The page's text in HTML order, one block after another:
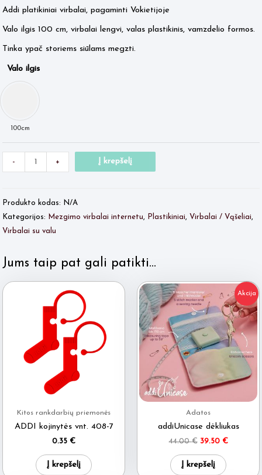
Addi platikiniai virbalai, pagaminti Vokietijoje
Valo ilgis 100 cm, virbalai lengvi, valas plastikinis, vamzdelio formos.
Tinka ypač storiems siūlams megzti.
Valo ilgis
Quantity
-
produkto
kiekis:
su
valu
Quantity
+ Į krepšelį
Produkto kodas:
N/A
Kategorijos:
Mezgimo virbalai internetu, Plastikiniai, Virbalai / Vąšeliai,
Virbalai su valu
Jums taip pat gali patikti…
Kitos rankdarbių priemonės
ADDI kojinytės vnt. 408-7
0.35 €
Į krepšelį
Akcija
Adatos
addiUnicase dėkliukas
44.00€ Original
was:
44.00 €.
39.50 €Current
Į krepšelį